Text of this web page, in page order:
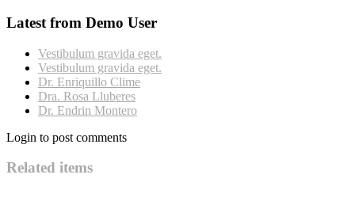
Latest from Demo User
Vestibulum gravida eget.
Vestibulum gravida eget.
Dr. Enriquillo Clime
Dra. Rosa Lluberes
Dr. Endrin Montero
Login to post comments
Related items